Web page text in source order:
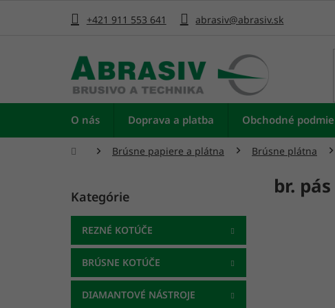
+421 911 553 641 abrasiv@abrasiv.sk
O nás Doprava a platba Obchodné
DomovBrúsne papiere a plátna Brúsne plátna
Preskočiť
kategórie
Kategórie
REZNÉ KOTÚČE
BRÚSNE KOTÚČE
DIAMANTOVÉ NÁSTROJE
br.